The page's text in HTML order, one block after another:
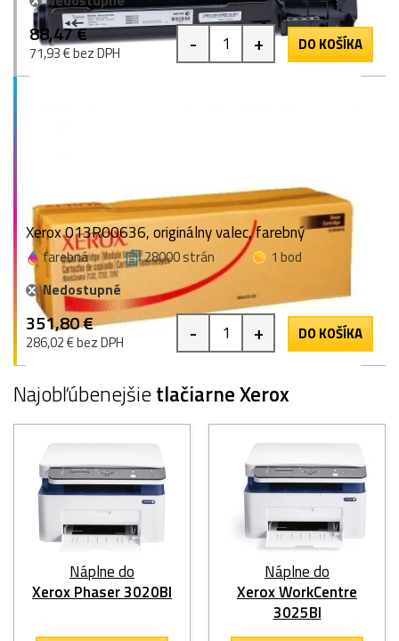
88,47 €
71,93 € bez DPH - + DO KOŠÍKA
Xerox 013R00636, originálny valec, farebný
farebná 28000 strán
1 bod
Nedostupné
351,80 €
286,02 € bez DPH - + DO KOŠÍKA
Najobľúbenejšietlačiarne Xerox
Náplne do
Xerox Phaser 3020BI
Náplne do
Xerox WorkCentre
3025BI